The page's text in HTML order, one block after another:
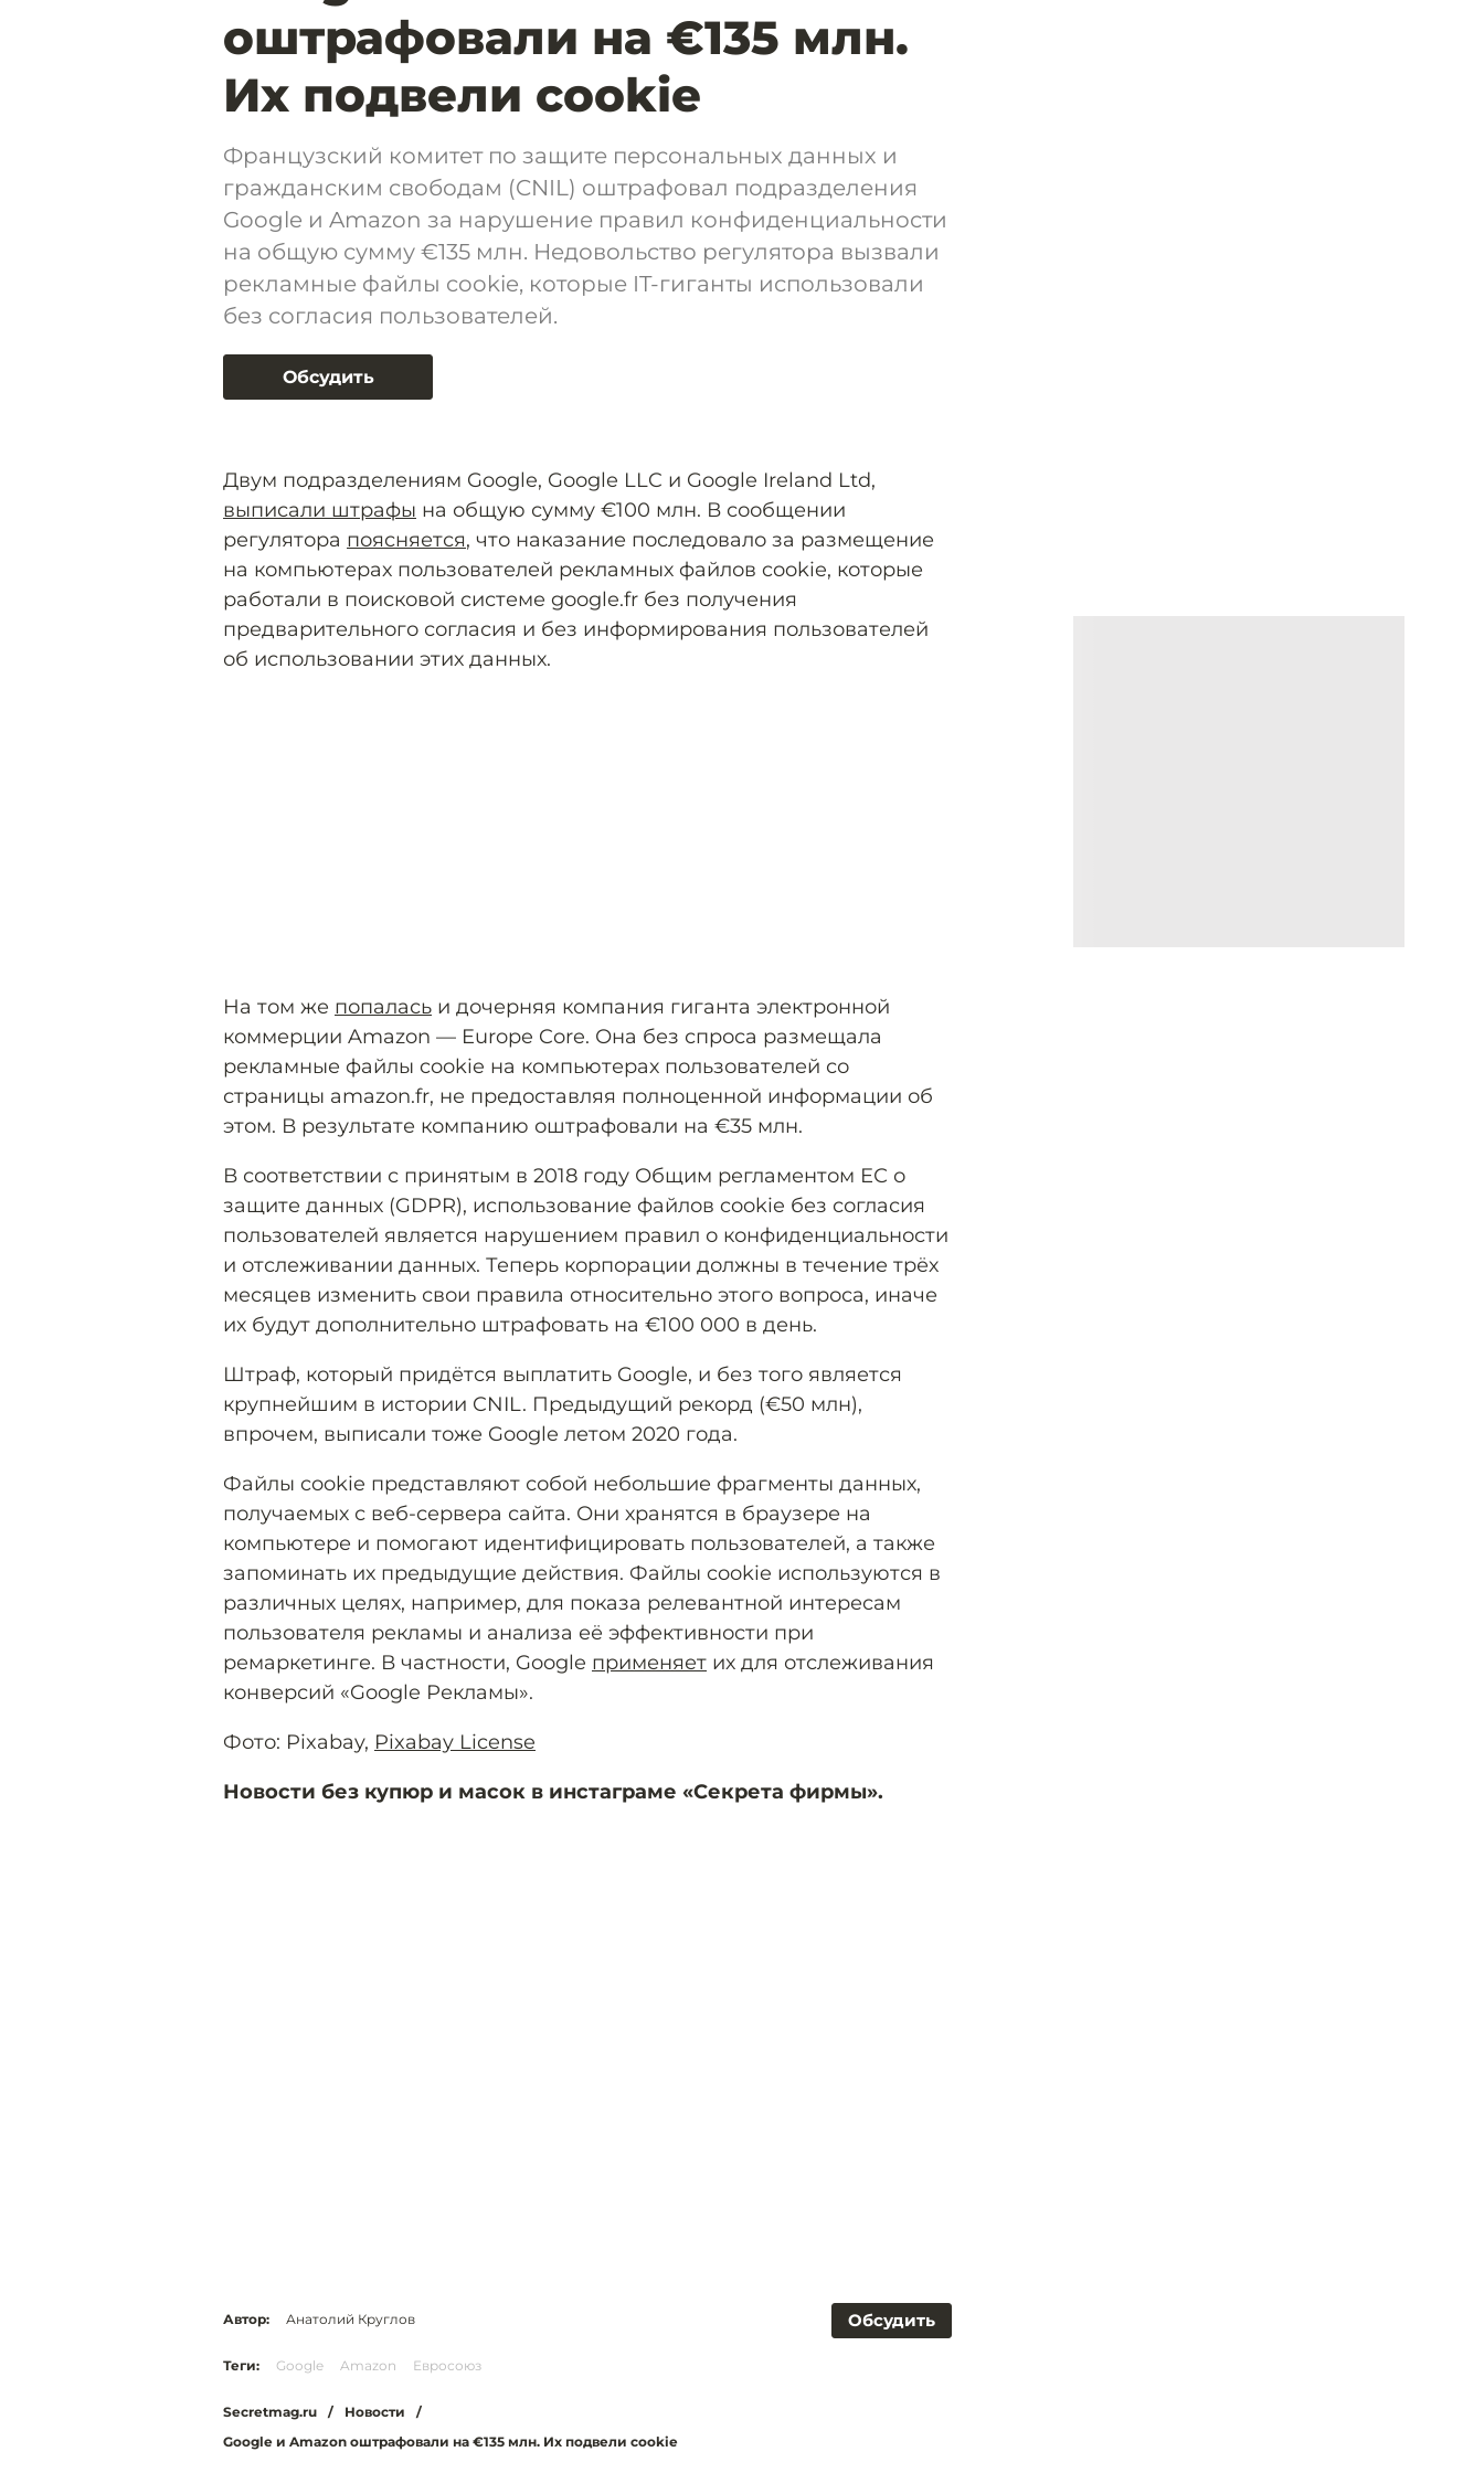
оштрафовали на €135 млн.
Их подвели cookie
Французский комитет по защите персональных данных и
гражданским свободам (CNIL) оштрафовал подразделения
Google и Amazon за нарушение правил конфиденциальности
на общую сумму €135 млн. Недовольство регулятора вызвали
рекламные файлы cookie, которые IT-гиганты использовали
без согласия пользователей.
Обсудить
Двум подразделениям Google, Google LLC и Google Ireland Ltd,
выписали штрафы на общую сумму €100 млн. В сообщении
регулятора поясняется, что наказание последовало за размещение
на компьютерах пользователей рекламных файлов cookie, которые
работали в поисковой системе google.fr без получения
предварительного согласия и без информирования пользователей
об использовании этих данных.
На том же попалась и дочерняя компания гиганта электронной
коммерции Amazon — Europe Core. Она без спроса размещала
рекламные файлы cookie на компьютерах пользователей со
страницы amazon.fr, не предоставляя полноценной информации об
этом. В результате компанию оштрафовали на €35 млн.
В соответствии с принятым в 2018 году Общим регламентом ЕС о
защите данных (GDPR), использование файлов cookie без согласия
пользователей является нарушением правил о конфиденциальности
и отслеживании данных. Теперь корпорации должны в течение трёх
месяцев изменить свои правила относительно этого вопроса, иначе
их будут дополнительно штрафовать на €100 000 в день.
Штраф, который придётся выплатить Google, и без того является
крупнейшим в истории CNIL. Предыдущий рекорд (€50 млн),
впрочем, выписали тоже Google летом 2020 года.
Файлы cookie представляют собой небольшие фрагменты данных,
получаемых с веб-сервера сайта. Они хранятся в браузере на
компьютере и помогают идентифицировать пользователей, а также
запоминать их предыдущие действия. Файлы cookie используются в
различных целях, например, для показа релевантной интересам
пользователя рекламы и анализа её эффективности при
ремаркетинге. В частности, Google применяет их для отслеживания
конверсий «Google Рекламы».
Фото: Pixabay, Pixabay License
Новости без купюр и масок в инстаграме «Секрета фирмы».
Обсудить
Автор: Анатолий Круглов
Теги: Google Amazon Евросоюз
Secretmag.ru / Новости
/
Google и Amazon оштрафовали на €135 млн. Их подвели cookie